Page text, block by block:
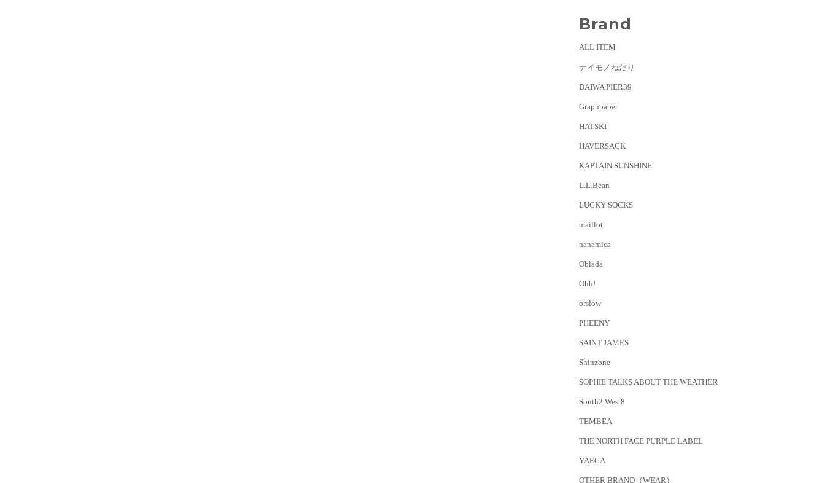
Brand
ALL ITEM
ナイモノねだり
DAIWA PIER39
Graphpaper
HATSKI
HAVERSACK
KAPTAIN SUNSHINE
L.L.Bean
LUCKY SOCKS
maillot
nanamica
Oblada
Ohh!
orslow
PHEENY
SAINT JAMES
Shinzone
SOPHIE TALKS ABOUT THE WEATHER
South2 West8
TEMBEA
THE NORTH FACE PURPLE LABEL
YAECA
OTHER BRAND（WEAR）